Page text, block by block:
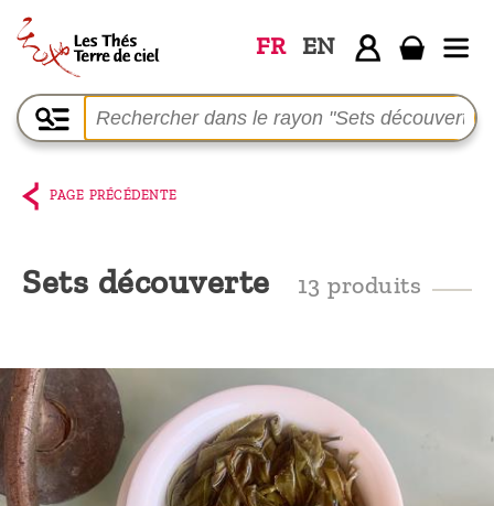
FR EN
Accueil
La
boutique
Parmi les
le blog
Qui
sommes-
nous ?
PAGE PRÉCÉDENTE
Sets découverte 13 produits